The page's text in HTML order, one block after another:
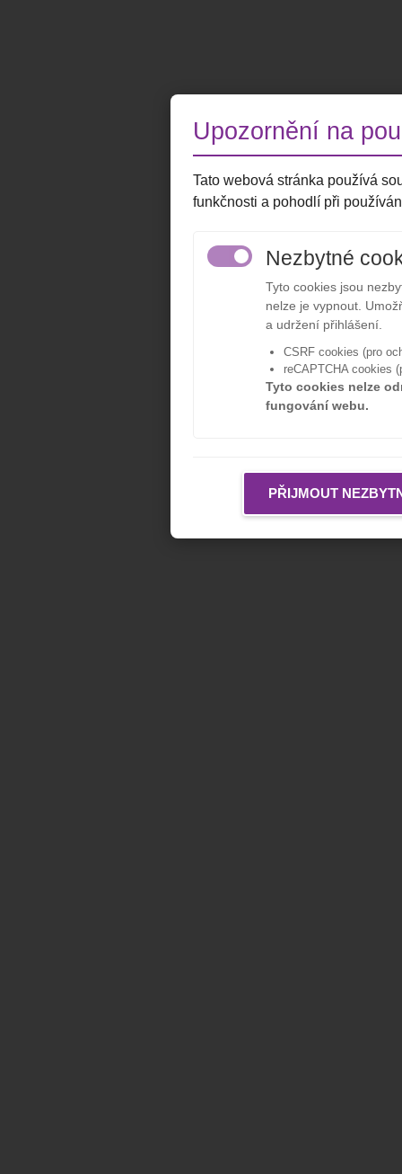
Upozornění na
Tato webová stránka používá
funkčnosti a pohodlí při
Nezbytné
Tyto cookies jsou
nelze je vypnout.
a udržení přihlášení.
CSRF cookies (pro
reCAPTCHA cookies
Tyto cookies nelze
fungování webu.
PŘIJMOUT